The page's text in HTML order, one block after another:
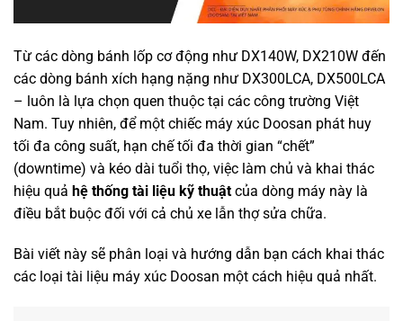
Từ các dòng bánh lốp cơ động như DX140W, DX210W đến
các dòng bánh xích hạng nặng như DX300LCA, DX500LCA
– luôn là lựa chọn quen thuộc tại các công trường Việt
Nam. Tuy nhiên, để một chiếc máy xúc Doosan phát huy
tối đa công suất, hạn chế tối đa thời gian “chết”
(downtime) và kéo dài tuổi thọ, việc làm chủ và khai thác
hiệu quả hệ thống tài liệu kỹ thuật của dòng máy này là
điều bắt buộc đối với cả chủ xe lẫn thợ sửa chữa.
Bài viết này sẽ phân loại và hướng dẫn bạn cách khai thác
các loại tài liệu máy xúc Doosan một cách hiệu quả nhất.